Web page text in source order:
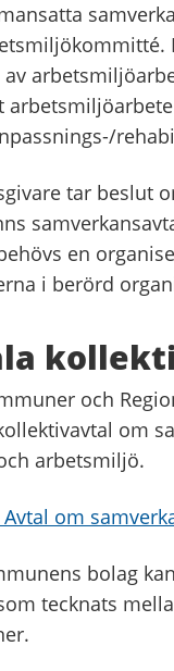
tar beslut
en
i berörd
och
om
arbetsmiljö.
om
bolag
tecknats